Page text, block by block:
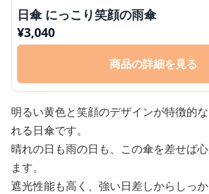
日傘 にっこり笑顔の雨傘
¥3,040
商品の詳細を見る
明るい黄色と笑顔のデザインが特徴的
れる日傘です。
晴れの日も雨の日も、この傘を差せば
ます。
遮光性能も高く、強い日差しからしっ